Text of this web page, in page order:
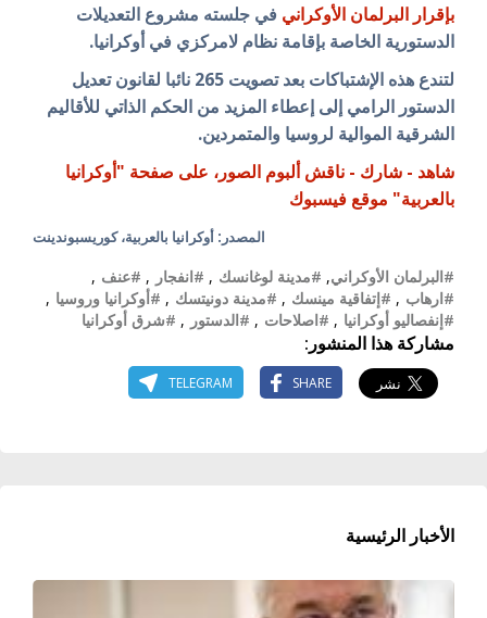
بإقرار البرلمان الأوكراني في جلسته مشروع التعديلات
الدستورية الخاصة بإقامة نظام لامركزي في أوكرانيا.
لتندع هذه الإشتباكات بعد تصويت 265 نائبا لقانون تعديل
الدستور الرامي إلى إعطاء المزيد من الحكم الذاتي للأقاليم
الشرقية الموالية لروسيا والمتمردين.
شاهد - شارك - ناقش ألبوم الصور، على صفحة "أوكرانيا
بالعربية" موقع فيسبوك
المصدر: أوكرانيا بالعربية، كوريسبوندينت
#البرلمان الأوكراني, #مدينة لوغانسك , #انفجار , #عنف ,
#ارهاب , #إتفاقية مينسك , #مدينة دونيتسك , #أوكرانيا وروسيا ,
#إنفصاليو أوكرانيا , #اصلاحات , #الدستور , #شرق أوكرانيا
مشاركة هذا المنشور:
SHARE
TELEGRAM
الأخبار الرئيسية